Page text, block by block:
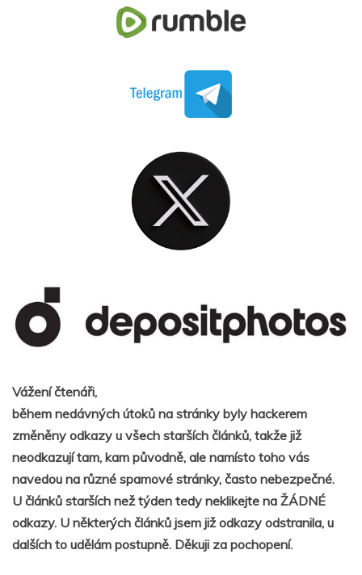
Vážení čtenáři,
během nedávných útoků na stránky byly hackerem
změněny odkazy u všech starších článků, takže již
neodkazují tam, kam původně, ale namísto toho vás
navedou na různé spamové stránky, často nebezpečné.
U článků starších než týden tedy neklikejte na ŽÁDNÉ
odkazy. U některých článků jsem již odkazy odstranila, u
dalších to udělám postupně. Děkuji za pochopení.